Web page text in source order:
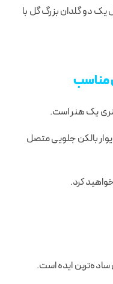
یک دو گلدان بزرگ گل با
مناسب
یک هنر است.
بالکن جلویی متصل
کرد.
ساده‌ترین ایده است.